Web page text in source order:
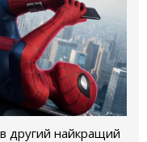
другий найкращий